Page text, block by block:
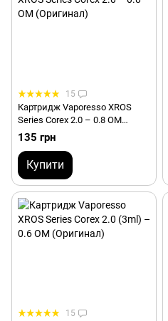
15
Картридж Vaporesso XROS
Series Corex 2.0 – 0.8 ОМ
(Оригінал)
135 грн
Купити
15